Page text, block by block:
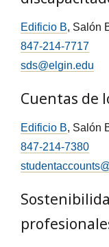
Edificio B, Salón
847-214-7717
sds@elgin.edu
Cuentas de
Edificio B, Salón
847-214-7380